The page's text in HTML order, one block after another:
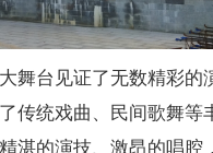
舞台见证了无数精彩的
传统戏曲、民间歌舞等
湛的演技、激昂的唱腔